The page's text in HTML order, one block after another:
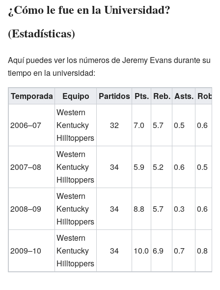
¿Cómo le fue en la Universidad?
(Estadísticas)
Aquí puedes ver los números de Jeremy Evans durante su
tiempo en la universidad:
Temporada Equipo Partidos Pts. Reb. Asts. Rob.
2006–07
Western
Kentucky
Hilltoppers
32 7.0 5.7 0.5 0.6
2007–08
Western
Kentucky
Hilltoppers
34 5.9 5.2 0.6 0.5
2008–09
Western
Kentucky
Hilltoppers
34 8.8 5.7 0.3 0.6
2009–10
Western
Kentucky
Hilltoppers
34 10.0 6.9 0.7 0.8